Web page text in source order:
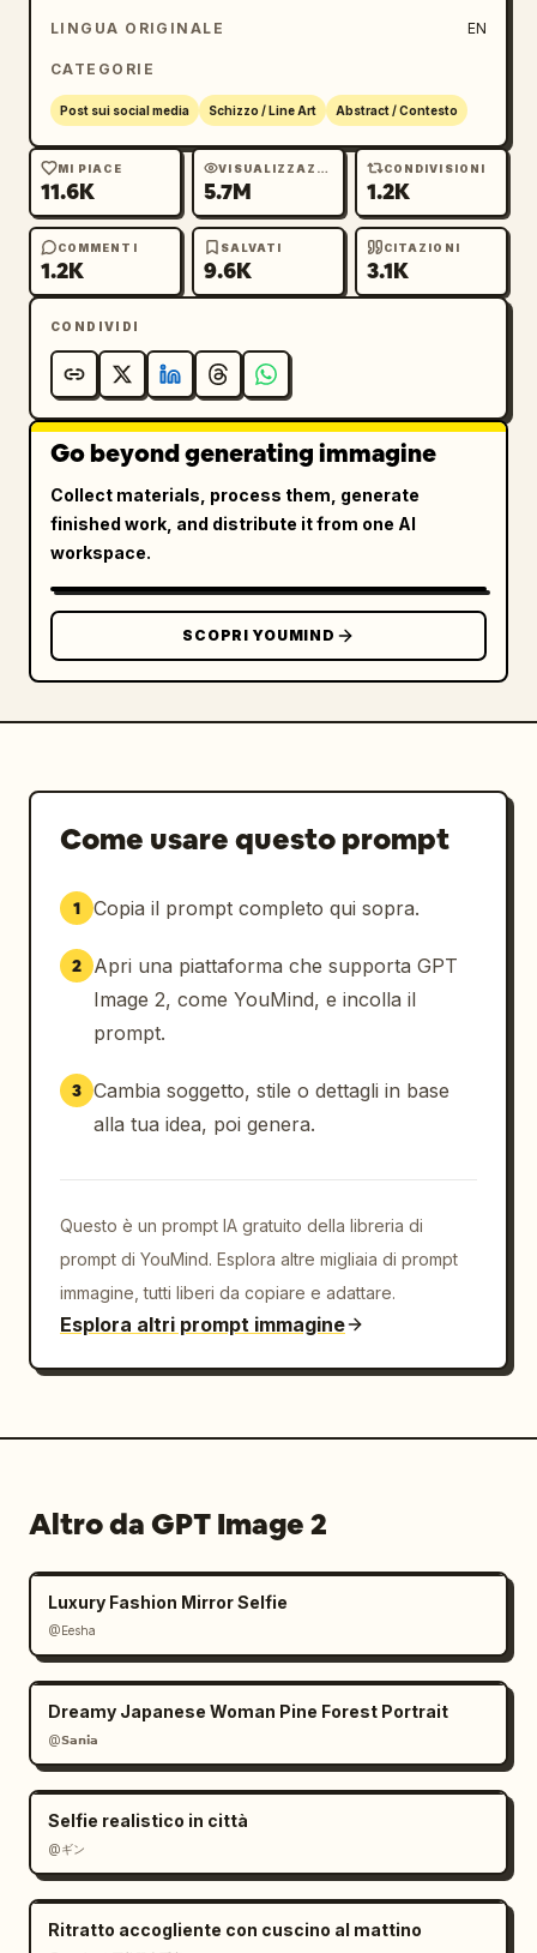
LINGUA ORIGINALE EN
CATEGORIE
Post sui social media Schizzo / Line Art Abstract / Contesto
MI PIACE
11.6K
VISUALIZZAZIONI
5.7M
CONDIVISIONI
1.2K
COMMENTI
1.2K
SALVATI
9.6K
CITAZIONI
3.1K
CONDIVIDI
Go beyond generating immagine
Collect materials, process them, generate
finished work, and distribute it from one AI
workspace.
SCOPRI YOUMIND
Come usare questo prompt
1 Copia il prompt completo qui sopra.
2
Apri una piattaforma che supporta GPT
Image 2, come YouMind, e incolla il
prompt.
3 Cambia soggetto, stile o dettagli in base
alla tua idea, poi genera.
Questo è un prompt IA gratuito della libreria di
prompt di YouMind. Esplora altre migliaia di prompt
immagine, tutti liberi da copiare e adattare.
Esplora altri prompt immagine
Altro da GPT Image 2
Luxury Fashion Mirror Selfie
@Eesha
Dreamy Japanese Woman Pine Forest Portrait
@𝗦𝗮𝗻𝗶𝗮
Selfie realistico in città
@ギン
Ritratto accogliente con cuscino al mattino